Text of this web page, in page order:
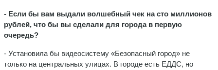
- Если бы вам выдали волшебный чек на сто миллионов
рублей, что бы вы сделали для города в первую
очередь?
- Установила бы видеосистему «Безопасный город» не
только на центральных улицах. В городе есть ЕДДС, но